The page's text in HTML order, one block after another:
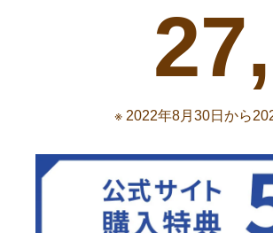
※ 2022年8月30日から